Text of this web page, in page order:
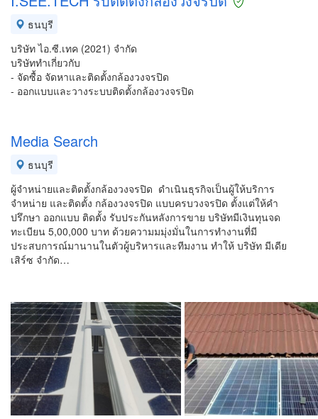
ธนบุรี
บริษัท ไอ.ซี.เทค (2021) จำกัด
บริษัททำเกี่ยวกับ
- จัดซื้อ จัดหาและติดตั้งกล้องวงจรปิด
- ออกแบบและวางระบบติดตั้งกล้องวงจรปิด
Media Search
ธนบุรี
ผู้จำหน่ายและติดตั้งกล้องวงจรปิด ดำเนินธุรกิจเป็นผู้ให้บริการ
จำหน่าย และติดตั้ง กล้องวงจรปิด แบบครบวงจรปิด ตั้งแต่ให้คำ
ปรึกษา ออกแบบ ติดตั้ง รับประกันหลังการขาย บริษัทมีเงินทุนจด
ทะเบียน 5,00,000 บาท ด้วยความมมุ่งมั่นในการทำงานที่มี
ประสบการณ์มานานในตัวผู้บริหารและทีมงาน ทำให้ บริษัท มีเดีย
เสิร์ซ จำกัด…